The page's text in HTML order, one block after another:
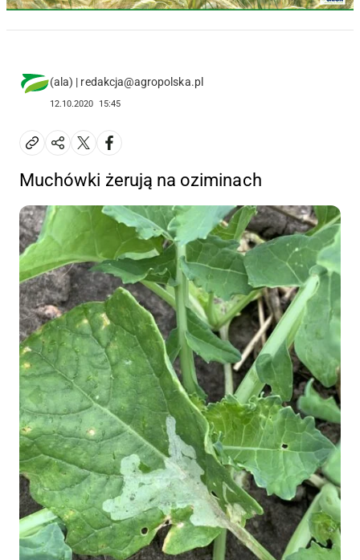
(ala) | redakcja@agropolska.pl
12.10.2020 15:45
Muchówki żerują na oziminach